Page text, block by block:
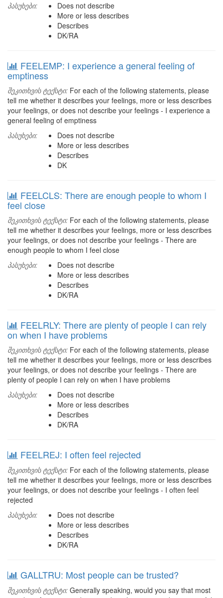
პასუხები:
Does not describe
More or less describes
Describes
DK/RA
FEELEMP: I experience a general feeling of
emptiness
შეკითხვის ტექსტი: For each of the following statements, please
tell me whether it describes your feelings, more or less describes
your feelings, or does not describe your feelings - I experience a
general feeling of emptiness
პასუხები:
Does not describe
More or less describes
Describes
DK
FEELCLS: There are enough people to whom I
feel close
შეკითხვის ტექსტი: For each of the following statements, please
tell me whether it describes your feelings, more or less describes
your feelings, or does not describe your feelings - There are
enough people to whom I feel close
პასუხები:
Does not describe
More or less describes
Describes
DK/RA
FEELRLY: There are plenty of people I can rely
on when I have problems
შეკითხვის ტექსტი: For each of the following statements, please
tell me whether it describes your feelings, more or less describes
your feelings, or does not describe your feelings - There are
plenty of people I can rely on when I have problems
პასუხები:
Does not describe
More or less describes
Describes
DK/RA
FEELREJ: I often feel rejected
შეკითხვის ტექსტი: For each of the following statements, please
tell me whether it describes your feelings, more or less describes
your feelings, or does not describe your feelings - I often feel
rejected
პასუხები:
Does not describe
More or less describes
Describes
DK/RA
GALLTRU: Most people can be trusted?
შეკითხვის ტექსტი: Generally speaking, would you say that most